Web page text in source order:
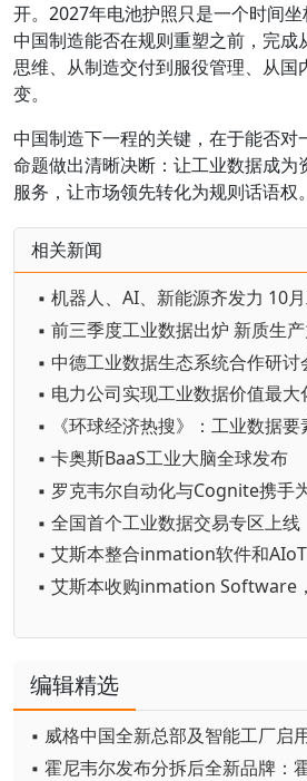
开。2027年电池护照只是一个时间
中国制造能否在规则重塑之前，完成
思维、从制造交付到服役管理、从国
变。
中国制造下一程的关键，在于能否对
命题做出清晰决断：让工业数据成为
服务，让市场领先转化为规则话语权。
相关新闻
▪ 前三季度工业数据出炉 新质生
▪ 中德工业数据生态系统合作研
▪ 电力公司实现工业数据价值最大
▪ 卡奥斯BaaS工业大脑全球发布
▪ 罗克韦尔自动化与Cognite携手
▪ 全国首个工业数据交易专区上线
编辑精选
▪ 威格中国全新总部及智能工厂启